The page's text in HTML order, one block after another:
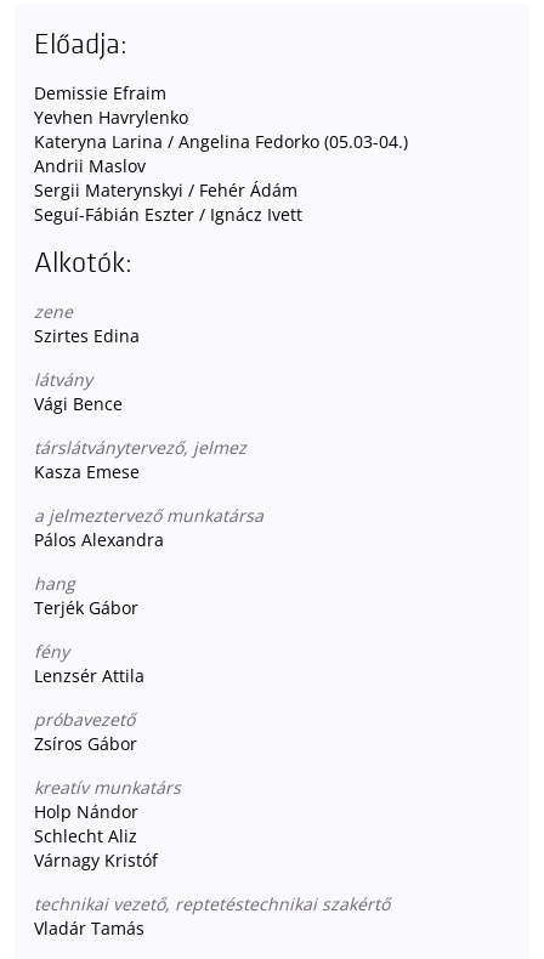
Előadja:
Demissie Efraim
Yevhen Havrylenko
Kateryna Larina / Angelina Fedorko (05.03-04.)
Andrii Maslov
Sergii Materynskyi / Fehér Ádám
Seguí-Fábián Eszter / Ignácz Ivett
Alkotók:
zene
Szirtes Edina
látvány
Vági Bence
társlátványtervező, jelmez
Kasza Emese
a jelmeztervező munkatársa
Pálos Alexandra
hang
Terjék Gábor
fény
Lenzsér Attila
próbavezető
Zsíros Gábor
kreatív munkatárs
Holp Nándor
Schlecht Aliz
Várnagy Kristóf
technikai vezető, reptetéstechnikai szakértő
Vladár Tamás